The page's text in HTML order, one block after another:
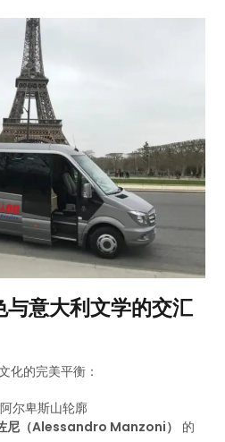
意大利文学的交汇
化的完美平衡：
尔卑斯山轮廓
尼（Alessandro Manzoni）
的